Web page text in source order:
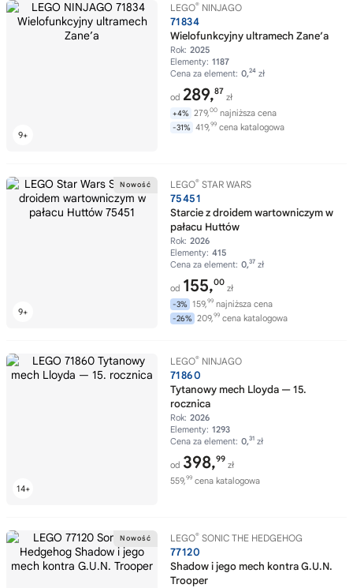
LEGO® NINJAGO
71834
Wielofunkcyjny ultramech Zane’a
Rok: 2025
Elementy: 1187
Cena za element: 0,24 zł
od 289,87
zł
+4% 279,00 najniższa cena
-31% 419,99 cena katalogowa
LEGO® STAR WARS
75451
Starcie z droidem wartowniczym w
pałacu Huttów
Rok: 2026
Elementy: 415
Cena za element: 0,37 zł
od 155,00
zł
-3% 159,99 najniższa cena
-26% 209,99 cena katalogowa
LEGO® NINJAGO
71860
Tytanowy mech Lloyda — 15.
rocznica
Rok: 2026
Elementy: 1293
Cena za element: 0,31 zł
od 398,99
zł
559,99 cena katalogowa
LEGO® SONIC THE HEDGEHOG
77120
Shadow i jego mech kontra G.U.N.
Trooper